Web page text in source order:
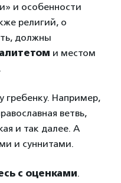
и особенности
религий, о
должны
и местом
гребенку. Например,
ветвь,
и так далее. А
и суннитами.
с оценками.